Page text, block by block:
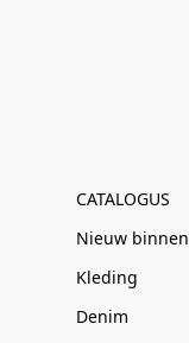
CATALOGUS
Nieuw binnen
Kleding
Denim